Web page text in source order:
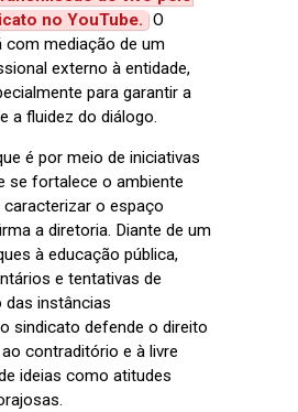
no YouTube. O
com mediação de um
externo à entidade,
para garantir a
a fluidez do diálogo.
é por meio de iniciativas
se fortalece o ambiente
caracterizar o espaço
a diretoria. Diante de um
à educação pública,
e tentativas de
das instâncias
sindicato defende o direito
contraditório e à livre
ideias como atitudes